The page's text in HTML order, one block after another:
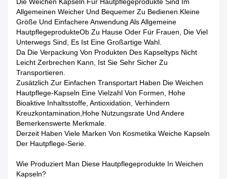
Allgemeinen Weicher Und Bequemer Zu Bedienen.Kleine
Größe Und Einfachere Anwendung Als Allgemeine
HautpflegeprodukteOb Zu Hause Oder Für Frauen, Die Viel
Unterwegs Sind, Es Ist Eine Großartige Wahl.
Da Die Verpackung Von Produkten Des Kapseltyps Nicht
Leicht Zerbrechen Kann, Ist Sie Sehr Sicher Zu
Transportieren.
Zusätzlich Zur Einfachen Transportart Haben Die Weichen
Hautpflege-Kapseln Eine Vielzahl Von Formen, Hohe
Bioaktive Inhaltsstoffe, Antioxidation, Verhindern
Kreuzkontamination,hohe Nutzungsrate Und Andere
Bemerkenswerte Merkmale.
Derzeit Haben Viele Marken Von Kosmetika Weiche Kapseln
Der Hautpflege-Serie.
Wie Produziert Man Diese Hautpflegeprodukte In Weichen
Kapseln?